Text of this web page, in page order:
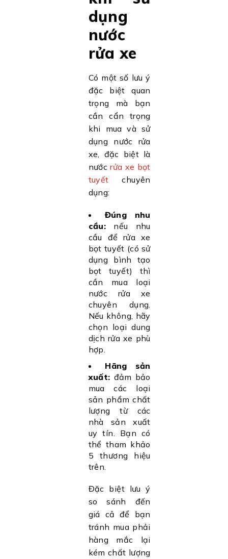
dụng
nước
rửa xe
Có một số lưu ý
đặc biệt quan
trọng mà bạn
cần cẩn trọng
khi mua và sử
dụng nước rửa
xe, đặc biệt là
nướcrửa xe bọt
tuyết chuyên
dụng:
Đúng nhu
cầu: nếu nhu
cầu để rửa xe
bọt tuyết (có sử
dụng bình tạo
bọt tuyết) thì
cần mua loại
nước rửa xe
chuyên dụng.
Nếu không, hãy
chọn loại dung
dịch rửa xe phù
hợp.
Hãng sản
xuất: đảm bảo
mua các loại
sản phẩm chất
lượng từ các
nhà sản xuất
uy tín. Bạn có
thể tham khảo
5 thương hiệu
trên.
Đặc biệt lưu ý
so sánh đến
giá cả để bạn
tránh mua phải
hàng mắc lại
kém chất lượng